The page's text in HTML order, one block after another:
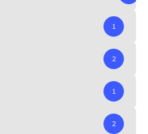
1
2
1
2